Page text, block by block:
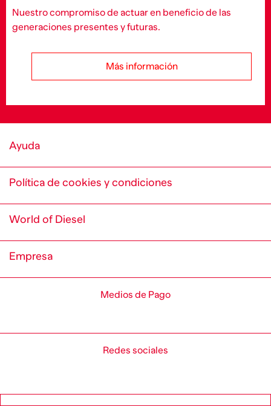
Nuestro compromiso de actuar en beneficio de las
generaciones presentes y futuras.
Más información
Ayuda
Política de cookies y condiciones
World of Diesel
Empresa
Medios de Pago
Redes sociales